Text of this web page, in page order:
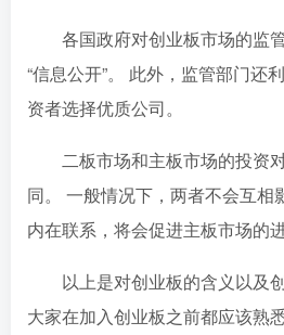
各国政府对创业板市场的监
“信息公开”。 此外，监管部门还
资者选择优质公司。
二板市场和主板市场的投资
同。 一般情况下，两者不会互相
内在联系，将会促进主板市场的
以上是对创业板的含义以及
大家在加入创业板之前都应该熟